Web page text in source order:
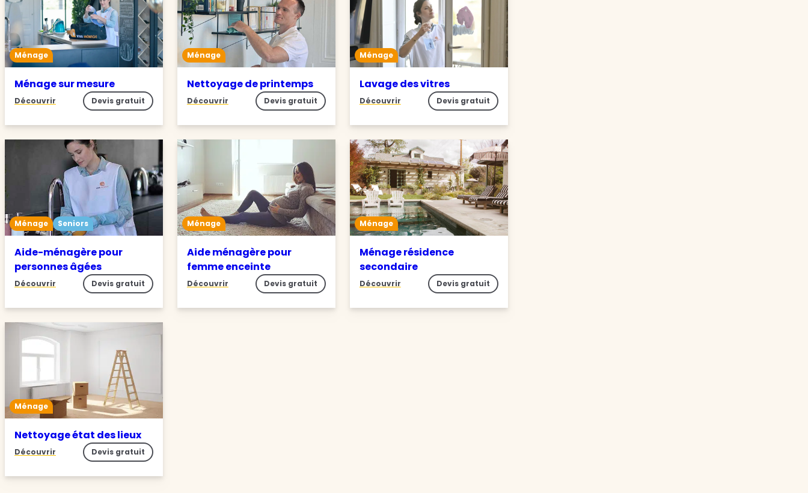
Ménage
Ménage sur mesure
Découvrir Devis gratuit
Ménage
Nettoyage de printemps
Découvrir Devis gratuit
Ménage
Lavage des vitres
Découvrir Devis gratuit
Ménage Seniors
Aide-ménagère pour
personnes âgées
Découvrir Devis gratuit
Ménage
Aide ménagère pour
femme enceinte
Découvrir Devis gratuit
Ménage
Ménage résidence
secondaire
Découvrir Devis gratuit
Ménage
Nettoyage état des lieux
Découvrir Devis gratuit